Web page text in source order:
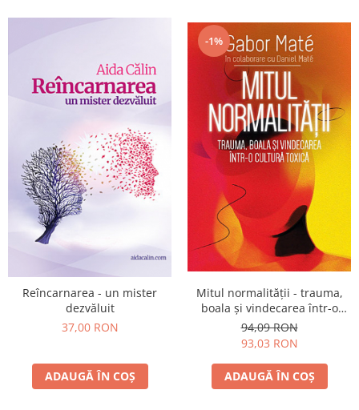
Reîncarnarea - un mister
dezvăluit
37,00 RON
ADAUGĂ ÎN COȘ
-1%
Mitul normalităţii - trauma,
boala şi vindecarea într-o
cultură toxică
94,09 RON
93,03 RON
ADAUGĂ ÎN COȘ